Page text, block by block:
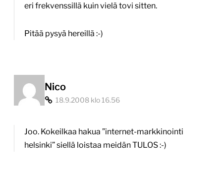
eri frekvenssillä kuin vielä tovi sitten.
Pitää pysyä hereillä :-)
Nico
18.9.2008 klo 16.56
Joo. Kokeilkaa hakua ”internet-markkinointi
helsinki” siellä loistaa meidän TULOS :-)